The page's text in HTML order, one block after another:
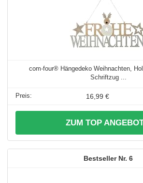
com-four® Hängedeko Weihnachten,
Schriftzug ...
16,99 €
ZUM TOP
6